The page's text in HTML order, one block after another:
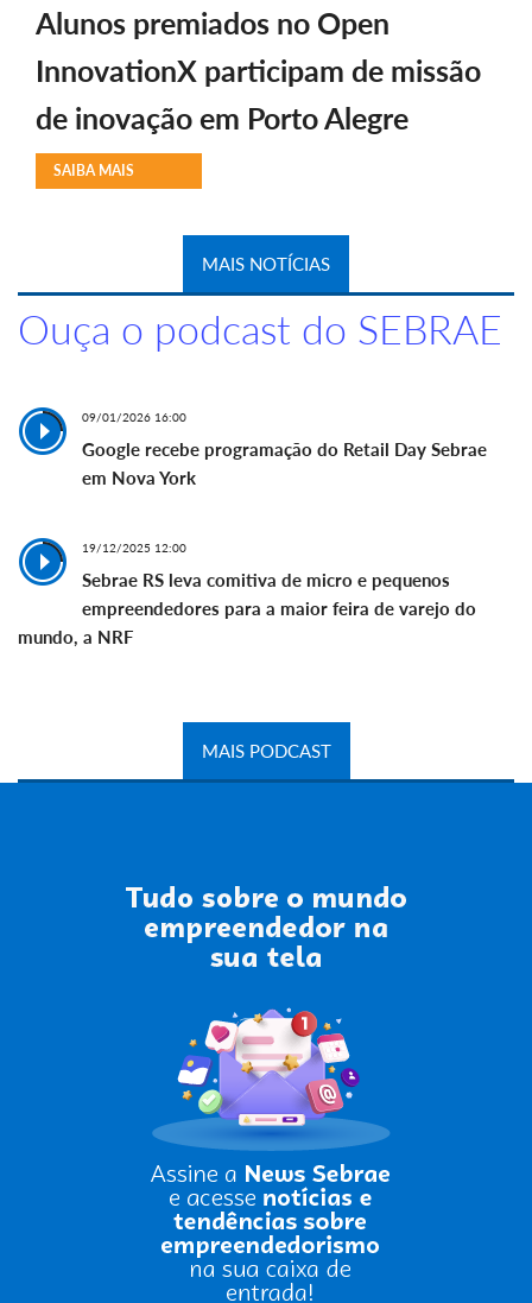
Alunos premiados no Open
InnovationX participam de missão
de inovação em Porto Alegre
SAIBA MAIS
MAIS NOTÍCIAS
Ouça o podcast do SEBRAE
09/01/2026 16:00
Google recebe programação do Retail Day Sebrae
em Nova York
19/12/2025 12:00
Sebrae RS leva comitiva de micro e pequenos
empreendedores para a maior feira de varejo do
mundo, a NRF
MAIS PODCAST